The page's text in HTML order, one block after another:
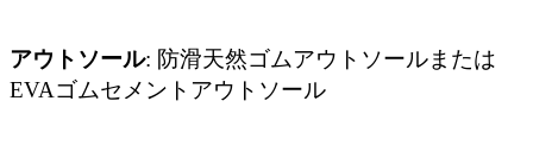
アウトソール: 防滑天然ゴムアウトソールまたは
EVAゴムセメントアウトソール